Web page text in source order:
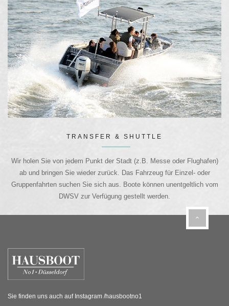
TRANSFER & SHUTTLE
Wir holen Sie von jedem Punkt der Stadt (z.B. Messe oder Flughafen)
ab und bringen Sie wieder zurück. Das Fahrzeug für Einzel- oder
Gruppenfahrten suchen Sie sich aus. Boote können unentgeltlich vom
DWSV zur Verfügung gestellt werden.
Sie finden uns auch auf Instagram /hausbootno1